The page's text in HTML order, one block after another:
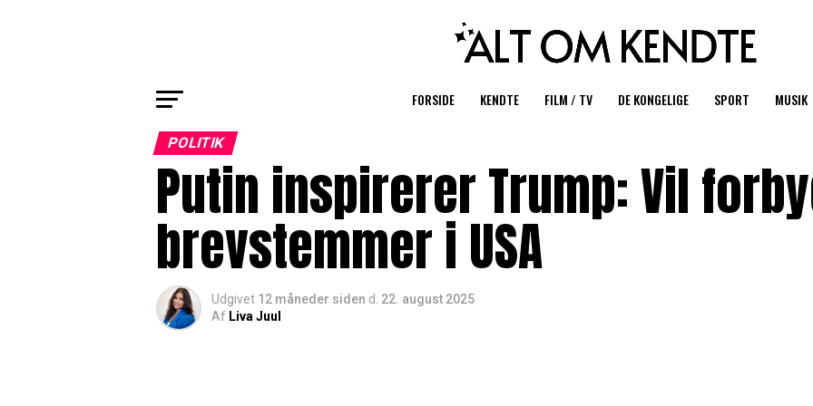
FORSIDE KENDTE FILM / TV DE KONGELIGE SPORT MUSIK
POLITIK
Putin inspirerer Trump: Vil
brevstemmer i USA
Udgivet 12 måneder siden d. 22. august 2025
Af Liva Juul